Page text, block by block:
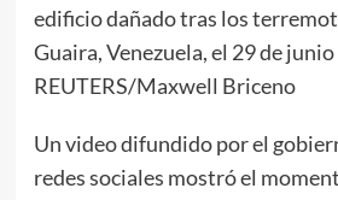
edificio dañado tras los
Guaira, Venezuela, el 29 de
REUTERS/Maxwell Briceno
Un video difundido por el
redes sociales mostró el